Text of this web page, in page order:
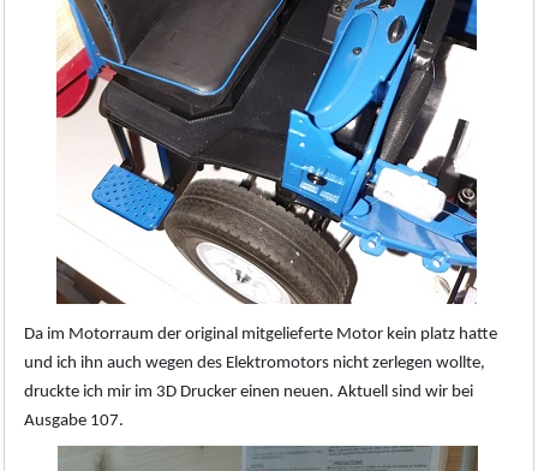
Da im Motorraum der original mitgelieferte Motor kein platz hatte
und ich ihn auch wegen des Elektromotors nicht zerlegen wollte,
druckte ich mir im 3D Drucker einen neuen. Aktuell sind wir bei
Ausgabe 107.